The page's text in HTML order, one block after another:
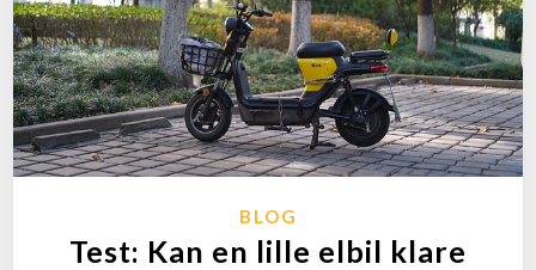
BLOG
Test: Kan en lille elbil klare